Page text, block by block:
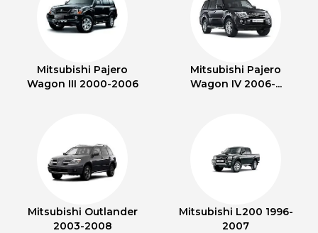
Mitsubishi Pajero
Wagon III 2000-2006
Mitsubishi Pajero
Wagon IV 2006-...
Mitsubishi Outlander
2003-2008
Mitsubishi L200 1996-
2007